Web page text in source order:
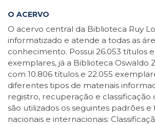
O ACERVO
O acervo central da Biblioteca Ruy
informatizado e atende a todas as
conhecimento. Possui 26.053 títulos
exemplares, já a Biblioteca Oswaldo
com 10.806 títulos e 22.055
diferentes tipos de materiais
registro, recuperação e classificação
são utilizados os seguintes padrões
nacionais e internacionais: